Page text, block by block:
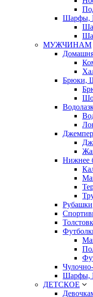
Шарфы,
МУЖЧИНАМ
Брюки,
Нижнее
Рубашки
Шарфы,
ДЕТСКОЕ